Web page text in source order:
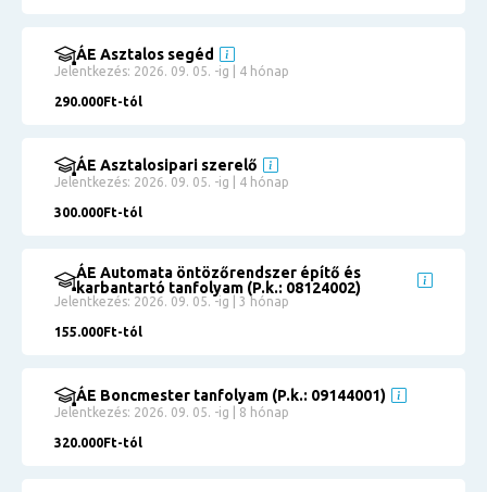
ÁE Asztalos segéd
Jelentkezés: 2026. 09. 05. -ig | 4 hónap
290.000Ft-tól
ÁE Asztalosipari szerelő
Jelentkezés: 2026. 09. 05. -ig | 4 hónap
300.000Ft-tól
ÁE Automata öntözőrendszer építő és
karbantartó tanfolyam (P.k.: 08124002)
Jelentkezés: 2026. 09. 05. -ig | 3 hónap
155.000Ft-tól
ÁE Boncmester tanfolyam (P.k.: 09144001)
Jelentkezés: 2026. 09. 05. -ig | 8 hónap
320.000Ft-tól